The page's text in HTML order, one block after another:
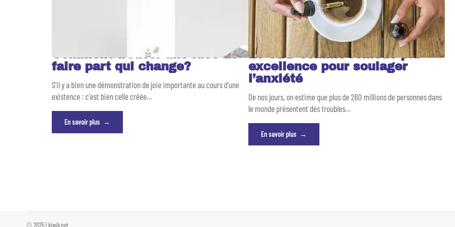
Comment trouver une idée de
faire part qui change?
S'il y a bien une démonstration de joie importante au cours d'une
existence : c'est bien celle créée…
En savoir plus
Le CBD comme remède par
excellence pour soulager
l’anxiété
De nos jours, on estime que plus de 260 millions de personnes dans
le monde présentent des troubles…
En savoir plus
© 2025 | kiwik.net